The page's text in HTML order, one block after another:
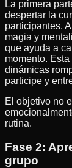
La primera
despertar la
participantes.
magia y
que ayuda a
momento.
dinámicas
participe y
El objetivo no
rutina.
Fase 2:
grupo